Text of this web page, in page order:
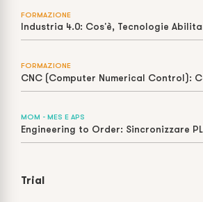
FORMAZIONE
FORMAZIONE
MOM - MES E APS
Trial